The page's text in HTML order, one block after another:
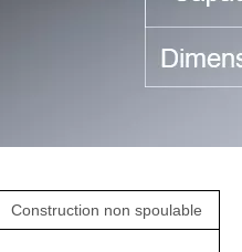
Construction non spoulable